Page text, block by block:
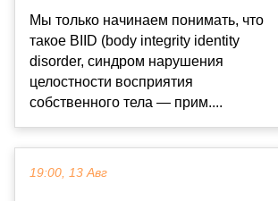
Мы только начинаем понимать, что
такое BIID (body integrity identity
disorder, синдром нарушения
целостности восприятия
собственного тела — прим....
19:00, 13 Авг